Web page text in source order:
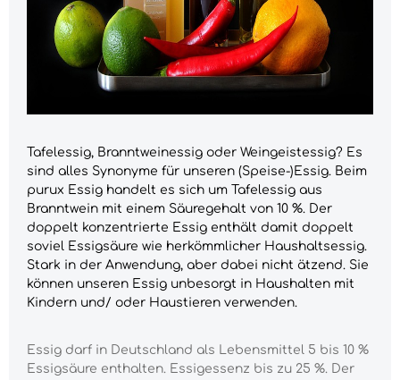
Tafelessig, Branntweinessig oder Weingeistessig? Es
sind alles Synonyme für unseren (Speise-)Essig. Beim
purux Essig handelt es sich um Tafelessig aus
Branntwein mit einem Säuregehalt von 10 %. Der
doppelt konzentrierte Essig enthält damit doppelt
soviel Essigsäure wie herkömmlicher Haushaltsessig.
Stark in der Anwendung, aber dabei nicht ätzend. Sie
können unseren Essig unbesorgt in Haushalten mit
Kindern und/ oder Haustieren verwenden.
Essig darf in Deutschland als Lebensmittel 5 bis 10 %
Essigsäure enthalten. Essigessenz bis zu 25 %. Der